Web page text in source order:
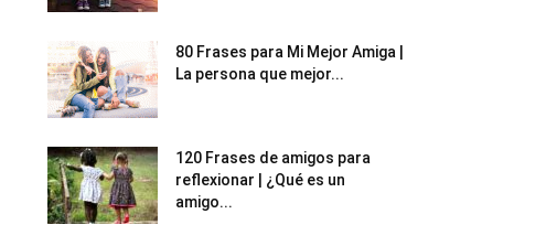
80 Frases para Mi Mejor Amiga |
La persona que mejor...
120 Frases de amigos para
reflexionar | ¿Qué es un
amigo...